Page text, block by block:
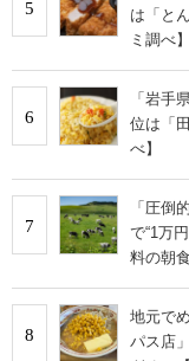
5
は「と
ミ調べ】
6
「岩手
位は「
べ】
7
「圧倒
で“1万
料の朝
8
地元で
パス店